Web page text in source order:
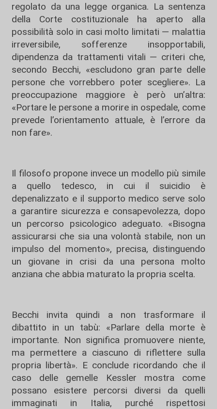
regolato da una legge organica. La sentenza
della Corte costituzionale ha aperto alla
possibilità solo in casi molto limitati — malattia
irreversibile, sofferenze insopportabili,
dipendenza da trattamenti vitali — criteri che,
secondo Becchi, «escludono gran parte delle
persone che vorrebbero poter scegliere». La
preoccupazione maggiore è però un’altra:
«Portare le persone a morire in ospedale, come
prevede l’orientamento attuale, è l’errore da
non fare».
Il filosofo propone invece un modello più simile
a quello tedesco, in cui il suicidio è
depenalizzato e il supporto medico serve solo
a garantire sicurezza e consapevolezza, dopo
un percorso psicologico adeguato. «Bisogna
assicurarsi che sia una volontà stabile, non un
impulso del momento», precisa, distinguendo
un giovane in crisi da una persona molto
anziana che abbia maturato la propria scelta.
Becchi invita quindi a non trasformare il
dibattito in un tabù: «Parlare della morte è
importante. Non significa promuovere niente,
ma permettere a ciascuno di riflettere sulla
propria libertà». E conclude ricordando che il
caso delle gemelle Kessler mostra come
possano esistere percorsi diversi da quelli
immaginati in Italia, purché rispettosi